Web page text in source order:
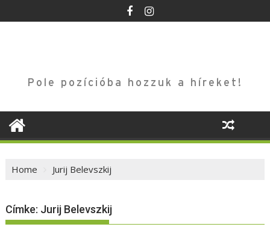
to
Pole pozícióba hozzuk a híreket!
Home Jurij Belevszkij
Címke: Jurij Belevszkij